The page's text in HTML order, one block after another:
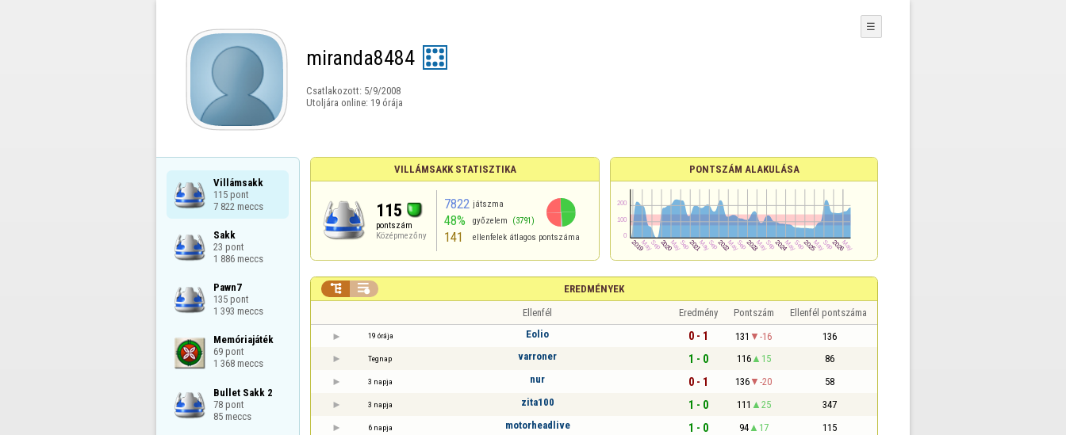
miranda8484
Csatlakozott: 5/9/2008
Utoljára online: 19 órája
☰
Villámsakk
115 pont
7 822 meccs
Sakk
23 pont
1 886 meccs
Pawn7
135 pont
1 393 meccs
Memóriajáték
69 pont
1 368 meccs
Bullet Sakk 2
78 pont
85 meccs
VILLÁMSAKK STATISZTIKA
115
pontszám
Középmezőny
7822 játszma
48% győzelem (3791)
141 ellenfelek átlagos pontszáma
PONTSZÁM ALAKULÁSA
EREDMÉNYEK
 
Ellenfél Eredmény Pontszám Ellenfél pontszáma
19 órája Eolio 0 - 1 131 -16 136
Tegnap varroner 1 - 0 116 15 86
3 napja nur 0 - 1 136 -20 58
3 napja zita100 1 - 0 111 25 347
6 napja motorheadlive 1 - 0 94 17 115